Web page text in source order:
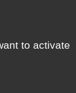
to activate